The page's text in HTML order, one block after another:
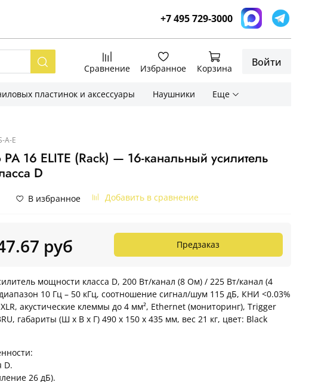
+7 495 729-3000
Сравнение Избранное Корзина Войти
пластинок и аксессуары Наушники Еще
A-E
16 ELITE (Rack) — 16-канальный усилитель
D
В избранное Добавить в сравнение
руб Предзаказ
мощности класса D, 200 Вт/канал (8 Ом) / 225 Вт/канал (4
10 Гц – 50 кГц, соотношение сигнал/шум 115 дБ, КНИ <0.03%
акустические клеммы до 4 мм², Ethernet (мониторинг), Trigger
габариты (Ш x В x Г) 490 x 150 x 435 мм, вес 21 кг, цвет: Black
D.
26 дБ).